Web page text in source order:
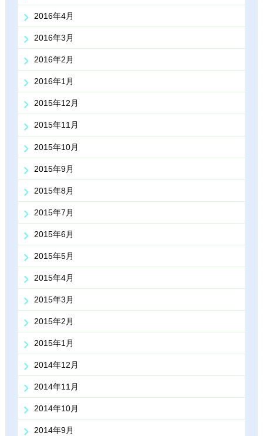
2016年4月
2016年3月
2016年2月
2016年1月
2015年12月
2015年11月
2015年10月
2015年9月
2015年8月
2015年7月
2015年6月
2015年5月
2015年4月
2015年3月
2015年2月
2015年1月
2014年12月
2014年11月
2014年10月
2014年9月